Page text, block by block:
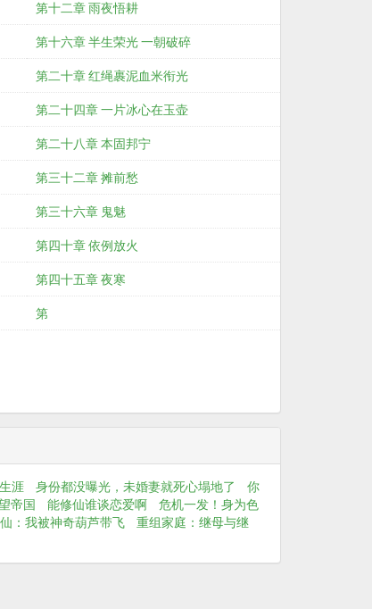
第十二章 雨夜悟耕
第十六章 半生荣光 一朝破碎
第二十章 红绳裹泥血米衔光
第二十四章 一片冰心在玉壶
第二十八章 本固邦宁
第三十二章 摊前愁
第三十六章 鬼魅
第四十章 依例放火
第四十五章 夜寒
第
涯 身份都没曝光，未婚妻就死心塌地了
你
帝国 能修仙谁谈恋爱啊
危机一发！身为色
：我被神奇葫芦带飞
重组家庭：继母与继